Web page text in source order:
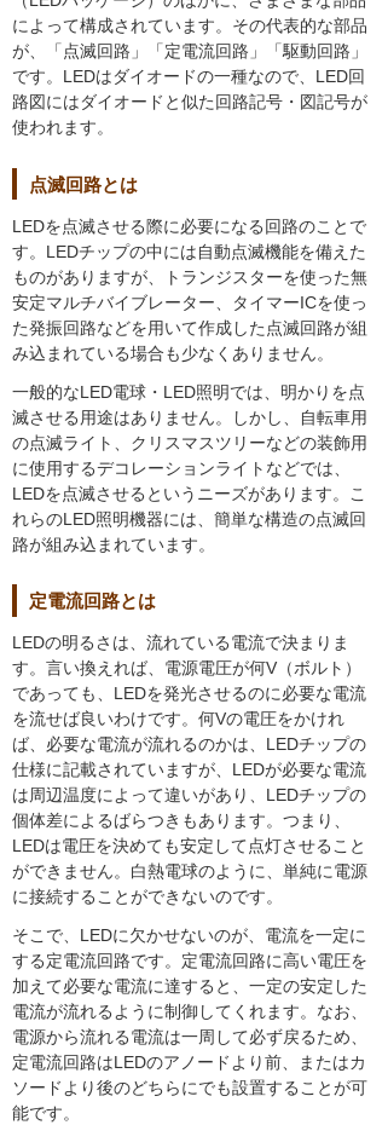
によって構成されています。その代表的な部品
が、「点滅回路」「定電流回路」「駆動回路」
です。LEDはダイオードの一種なので、LED回
路図にはダイオードと似た回路記号・図記号が
使われます。
点滅回路とは
LEDを点滅させる際に必要になる回路のことで
す。LEDチップの中には自動点滅機能を備えた
ものがありますが、トランジスターを使った無
安定マルチバイブレーター、タイマーICを使っ
た発振回路などを用いて作成した点滅回路が組
み込まれている場合も少なくありません。
一般的なLED電球・LED照明では、明かりを点
滅させる用途はありません。しかし、自転車用
の点滅ライト、クリスマスツリーなどの装飾用
に使用するデコレーションライトなどでは、
LEDを点滅させるというニーズがあります。こ
れらのLED照明機器には、簡単な構造の点滅回
路が組み込まれています。
定電流回路とは
LEDの明るさは、流れている電流で決まりま
す。言い換えれば、電源電圧が何V（ボルト）
であっても、LEDを発光させるのに必要な電流
を流せば良いわけです。何Vの電圧をかけれ
ば、必要な電流が流れるのかは、LEDチップの
仕様に記載されていますが、LEDが必要な電流
は周辺温度によって違いがあり、LEDチップの
個体差によるばらつきもあります。つまり、
LEDは電圧を決めても安定して点灯させること
ができません。白熱電球のように、単純に電源
に接続することができないのです。
そこで、LEDに欠かせないのが、電流を一定に
する定電流回路です。定電流回路に高い電圧を
加えて必要な電流に達すると、一定の安定した
電流が流れるように制御してくれます。なお、
電源から流れる電流は一周して必ず戻るため、
定電流回路はLEDのアノードより前、またはカ
ソードより後のどちらにでも設置することが可
能です。